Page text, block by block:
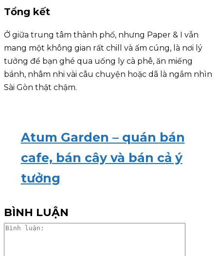
Tổng kết
Ở giữa trung tâm thành phố, nhưng Paper & I vẫn
mang một không gian rất chill và ấm cúng, là nơi lý
tưởng để bạn ghé qua uống ly cà phê, ăn miếng
bánh, nhâm nhi vài câu chuyện hoặc dã là ngắm nhìn
Sài Gòn thật chậm.
Atum Garden – quán bán
cafe, bán cây và bán cả ý
tưởng
BÌNH LUẬN